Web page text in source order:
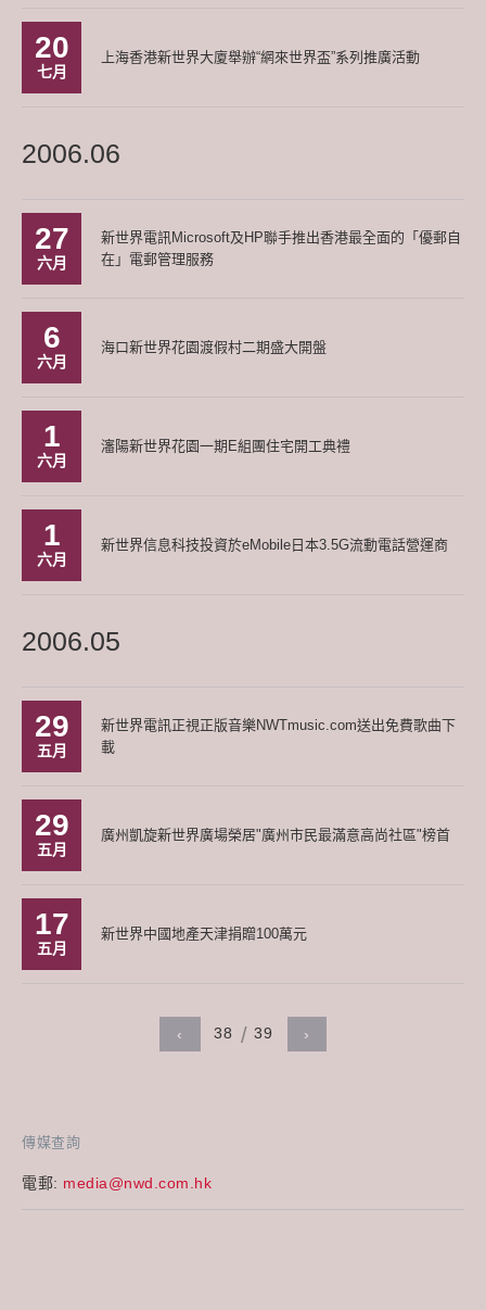
傳媒查詢
電郵: media@nwd.com.hk
20
七月
上海香港新世界大廈舉辦“網來世界盃”系列推廣活動
2006.06
27
六月
新世界電訊Microsoft及HP聯手推出香港最全面的「優郵自
在」電郵管理服務
6
六月
海口新世界花園渡假村二期盛大開盤
1
六月
瀋陽新世界花園一期E組團住宅開工典禮
1
六月
新世界信息科技投資於eMobile日本3.5G流動電話營運商
2006.05
29
五月
新世界電訊正視正版音樂NWTmusic.com送出免費歌曲下
載
29
五月
廣州凱旋新世界廣場榮居"廣州市民最滿意高尚社區"榜首
17
五月
新世界中國地產天津捐贈100萬元
‹ 38 39 ›